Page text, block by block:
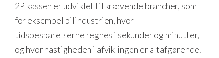
2P kassen er udviklet til krævende brancher, som
for eksempel bilindustrien, hvor
tidsbesparelserne regnes i sekunder og minutter,
og hvor hastigheden i afviklingen er altafgørende.